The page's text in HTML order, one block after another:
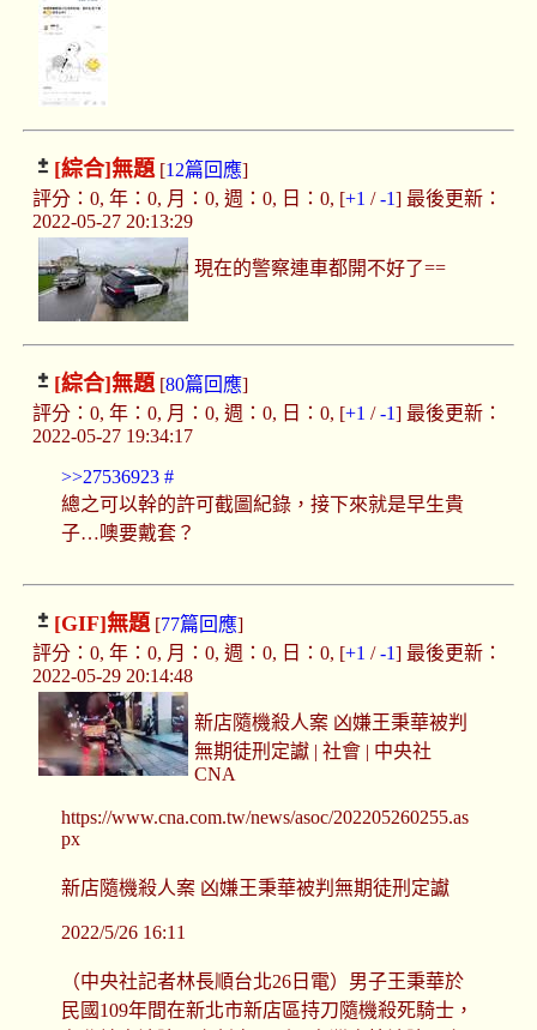
[綜合]無題[12篇回應]
評分：0, 年：0, 月：0, 週：0, 日：0, [+1 /-1] 最後更新：
2022-05-27 20:13:29
現在的警察連車都開不好了==
[綜合]無題[80篇回應]
評分：0, 年：0, 月：0, 週：0, 日：0, [+1 /-1] 最後更新：
2022-05-27 19:34:17
>>27536923#
總之可以幹的許可截圖紀錄，接下來就是早生貴
子…噢要戴套？
[GIF]無題[77篇回應]
評分：0, 年：0, 月：0, 週：0, 日：0, [+1 /-1] 最後更新：
2022-05-29 20:14:48
新店隨機殺人案 凶嫌王秉華被判
無期徒刑定讞 | 社會 | 中央社
CNA
https://www.cna.com.tw/news/asoc/202205260255.as
px
新店隨機殺人案 凶嫌王秉華被判無期徒刑定讞
2022/5/26 16:11
（中央社記者林長順台北26日電）男子王秉華於
民國109年間在新北市新店區持刀隨機殺死騎士，